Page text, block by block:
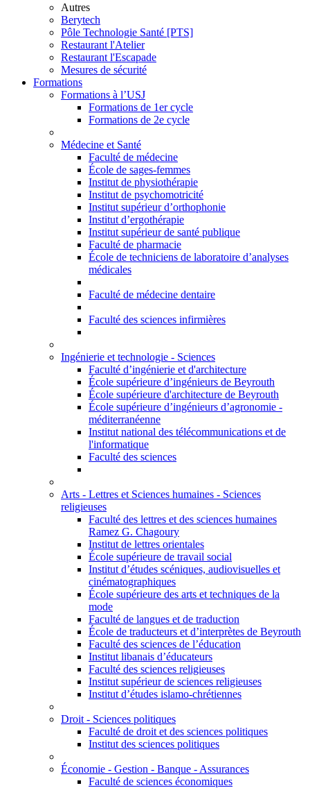
Autres
Berytech
Pôle Technologie Santé [PTS]
Restaurant l'Atelier
Restaurant l'Escapade
Mesures de sécurité
Formations
Formations à l’USJ
Formations de 1er cycle
Formations de 2e cycle
Médecine et Santé
Faculté de médecine
École de sages-femmes
Institut de physiothérapie
Institut de psychomotricité
Institut supérieur d’orthophonie
Institut d’ergothérapie
Institut supérieur de santé publique
Faculté de pharmacie
École de techniciens de laboratoire d’analyses
médicales
Faculté de médecine dentaire
Faculté des sciences infirmières
Ingénierie et technologie - Sciences
Faculté d’ingénierie et d'architecture
École supérieure d’ingénieurs de Beyrouth
École supérieure d'architecture de Beyrouth
École supérieure d’ingénieurs d’agronomie -
méditerranéenne
Institut national des télécommunications et de
l'informatique
Faculté des sciences
Arts - Lettres et Sciences humaines - Sciences
religieuses
Faculté des lettres et des sciences humaines
Ramez G. Chagoury
Institut de lettres orientales
École supérieure de travail social
Institut d’études scéniques, audiovisuelles et
cinématographiques
École supérieure des arts et techniques de la
mode
Faculté de langues et de traduction
École de traducteurs et d’interprètes de Beyrouth
Faculté des sciences de l’éducation
Institut libanais d’éducateurs
Faculté des sciences religieuses
Institut supérieur de sciences religieuses
Institut d’études islamo-chrétiennes
Droit - Sciences politiques
Faculté de droit et des sciences politiques
Institut des sciences politiques
Économie - Gestion - Banque - Assurances
Faculté de sciences économiques